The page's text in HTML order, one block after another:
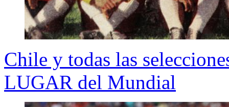
Chile y todas las
LUGAR del Mundial